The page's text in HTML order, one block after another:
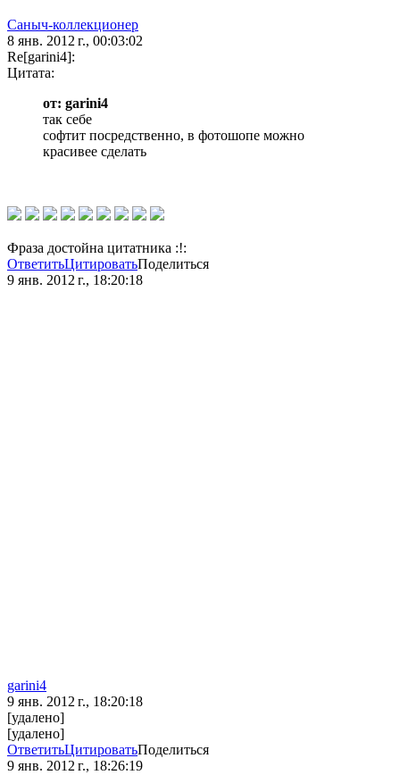
Саныч-коллекционер
8 янв. 2012 г., 00:03:02
Re[garini4]:
Цитата:
от: garini4
так себе
софтит посредственно, в фотошопе можно
красивее сделать
Фраза достойна цитатника :!:
ОтветитьЦитироватьПоделиться
9 янв. 2012 г., 18:20:18
garini4
9 янв. 2012 г., 18:20:18
[удалено]
[удалено]
ОтветитьЦитироватьПоделиться
9 янв. 2012 г., 18:26:19